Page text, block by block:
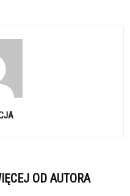
OD AUTORA